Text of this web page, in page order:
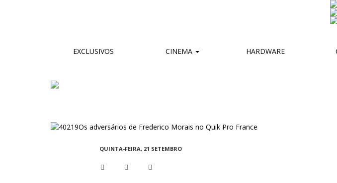
EXCLUSIVOS CINEMA HARDWARE
QUINTA-FEIRA, 21 SETEMBRO